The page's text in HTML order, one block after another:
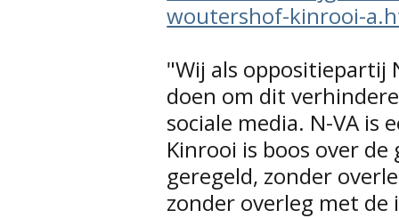
woutershof-kinrooi-
"Wij als oppositiepartij
doen om dit
sociale media. N-VA is
Kinrooi is boos over
geregeld, zonder
zonder overleg met de